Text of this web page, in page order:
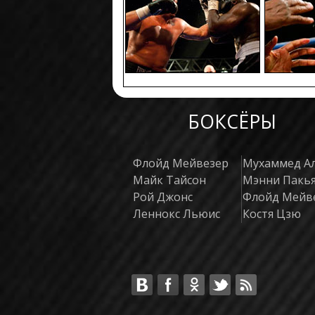
БОКСЁРЫ
Флойд Мейвезер
Майк Тайсон
Рой Джонс
Леннокс Льюис
Мухаммед
Мэнни
Флойд
Костя Цзю